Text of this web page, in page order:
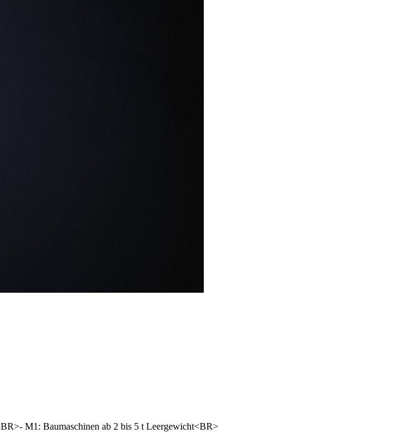
M1: Baumaschinen ab 2 bis 5 t Leergewicht<BR>